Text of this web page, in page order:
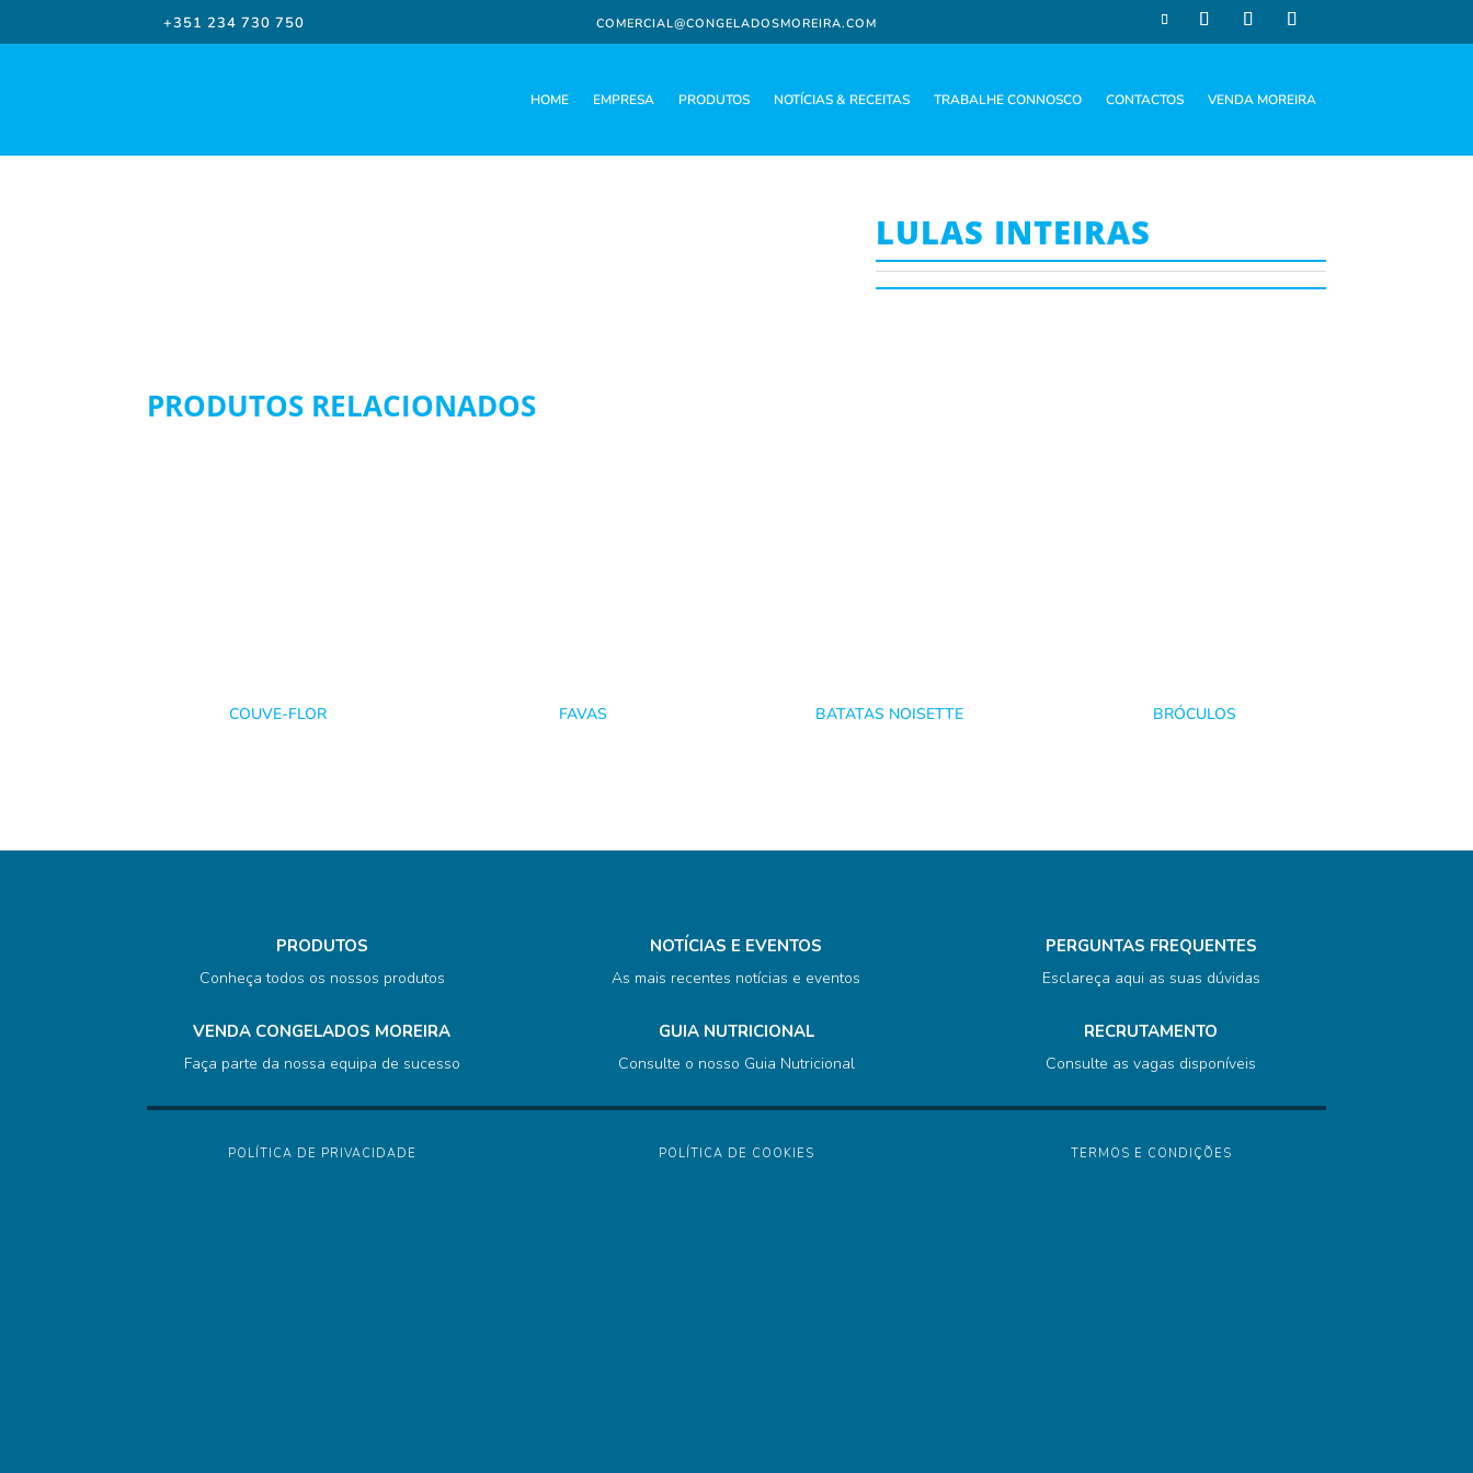
+351 234 730 750 COMERCIAL@CONGELADOSMOREIRA.COM
HOME EMPRESA PRODUTOS NOTÍCIAS & RECEITAS TRABALHE CONNOSCO CONTACTOS VENDA MOREIRA
LULAS INTEIRAS
PRODUTOS RELACIONADOS
COUVE-FLOR FAVAS BATATAS NOISETTE BRÓCULOS
PRODUTOS
Conheça todos os nossos produtos
VENDA CONGELADOS MOREIRA
Faça parte da nossa equipa de sucesso
NOTÍCIAS E EVENTOS
As mais recentes notícias e eventos
GUIA NUTRICIONAL
Consulte o nosso Guia Nutricional
PERGUNTAS FREQUENTES
Esclareça aqui as suas dúvidas
RECRUTAMENTO
Consulte as vagas disponíveis
POLÍTICA DE PRIVACIDADE POLÍTICA DE COOKIES TERMOS E CONDIÇÕES